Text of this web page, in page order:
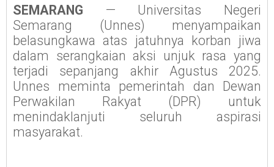
SEMARANG — Universitas Negeri
Semarang (Unnes) menyampaikan
belasungkawa atas jatuhnya korban jiwa
dalam serangkaian aksi unjuk rasa yang
terjadi sepanjang akhir Agustus 2025.
Unnes meminta pemerintah dan Dewan
Perwakilan Rakyat (DPR) untuk
menindaklanjuti seluruh aspirasi
masyarakat.